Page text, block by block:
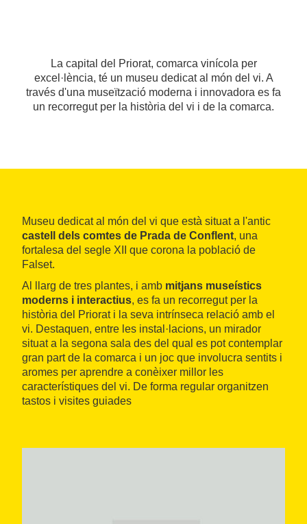
La capital del Priorat, comarca vinícola per
excel·lència, té un museu dedicat al món del vi. A
través d'una museïtzació moderna i innovadora es fa
un recorregut per la història del vi i de la comarca.
Museu dedicat al món del vi que està situat a l'antic
castell dels comtes de Prada de Conflent, una
fortalesa del segle XII que corona la població de
Falset.
Al llarg de tres plantes, i amb mitjans museístics
moderns i interactius, es fa un recorregut per la
història del Priorat i la seva intrínseca relació amb el
vi. Destaquen, entre les instal·lacions, un mirador
situat a la segona sala des del qual es pot contemplar
gran part de la comarca i un joc que involucra sentits i
aromes per aprendre a conèixer millor les
característiques del vi. De forma regular organitzen
tastos i visites guiades